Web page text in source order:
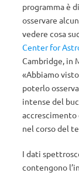
programma è
osservare
vedere cosa
Center for
Cambridge, in
«Abbiamo
poterlo
intense del
nel corso del
I dati
contengono